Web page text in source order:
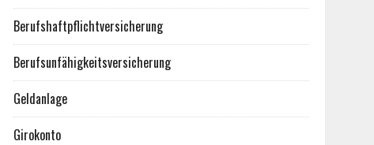
Berufshaftpflichtversicherung
Berufsunfähigkeitsversicherung
Geldanlage
Girokonto